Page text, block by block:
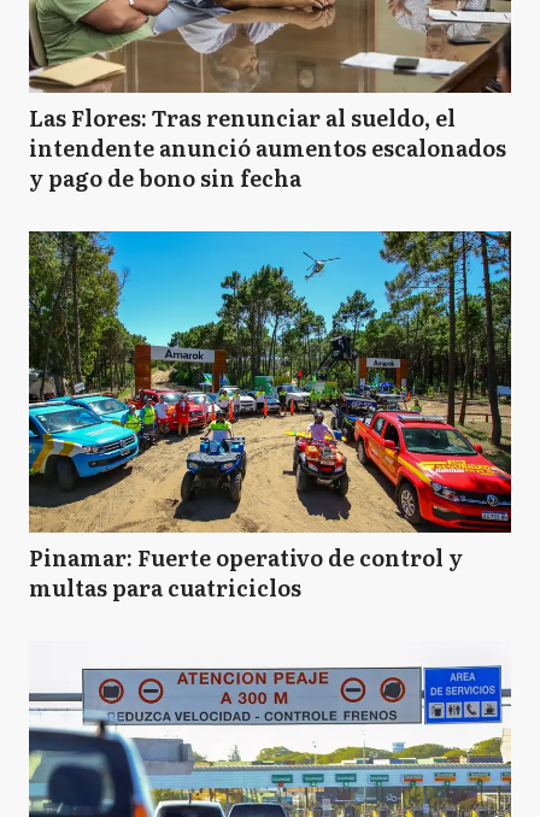
Las Flores: Tras renunciar al sueldo, el
intendente anunció aumentos escalonados
y pago de bono sin fecha
Pinamar: Fuerte operativo de control y
multas para cuatriciclos